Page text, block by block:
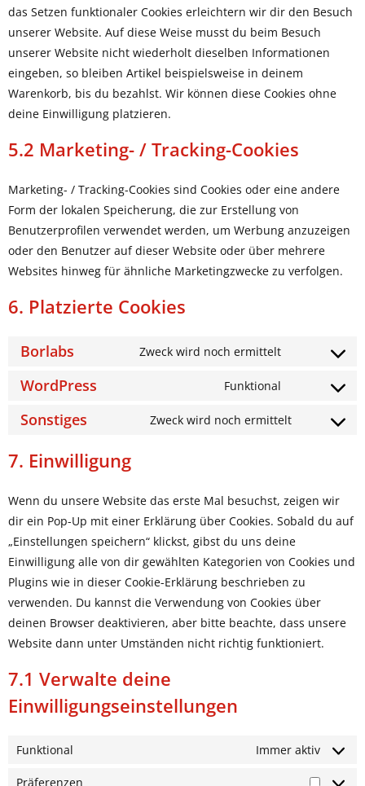
das Setzen funktionaler Cookies erleichtern wir dir den Besuch
unserer Website. Auf diese Weise musst du beim Besuch
unserer Website nicht wiederholt dieselben Informationen
eingeben, so bleiben Artikel beispielsweise in deinem
Warenkorb, bis du bezahlst. Wir können diese Cookies ohne
deine Einwilligung platzieren.
5.2 Marketing- / Tracking-Cookies
Marketing- / Tracking-Cookies sind Cookies oder eine andere
Form der lokalen Speicherung, die zur Erstellung von
Benutzerprofilen verwendet werden, um Werbung anzuzeigen
oder den Benutzer auf dieser Website oder über mehrere
Websites hinweg für ähnliche Marketingzwecke zu verfolgen.
6. Platzierte Cookies
Borlabs Zweck wird noch ermittelt
Consent
borlabs
WordPress Funktional
Consent
Sonstiges Zweck wird noch ermittelt
Consent
7. Einwilligung
Wenn du unsere Website das erste Mal besuchst, zeigen wir
dir ein Pop-Up mit einer Erklärung über Cookies. Sobald du auf
„Einstellungen speichern“ klickst, gibst du uns deine
Einwilligung alle von dir gewählten Kategorien von Cookies und
Plugins wie in dieser Cookie-Erklärung beschrieben zu
verwenden. Du kannst die Verwendung von Cookies über
deinen Browser deaktivieren, aber bitte beachte, dass unsere
Website dann unter Umständen nicht richtig funktioniert.
7.1 Verwalte deine
Einwilligungseinstellungen
Funktional Immer aktiv
Präferenzen